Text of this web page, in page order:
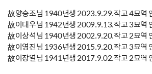
故양승조님 1940년생 2023.9.29.작고 4묘역
故이대우님 1942년생 2009.9.13.작고 3묘역
故이상석님 1940년생 2002.9.20.작고 2묘역
故이영진님 1936년생 2015.9.20.작고 3묘역
故이장열님 1941년생 2017.9.02.작고 2묘역